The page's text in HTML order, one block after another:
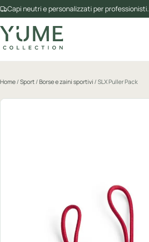
Capi neutri e personalizzati per professionisti.
Home/Sport/Borse e zaini sportivi / SLX Puller Pack